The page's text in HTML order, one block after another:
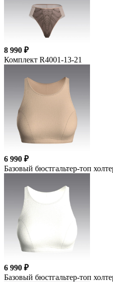
8 990 ₽
Комплект R4001-13-21
6 990 ₽
Базовый бюстгальтер-топ
6 990 ₽
Базовый бюстгальтер-топ